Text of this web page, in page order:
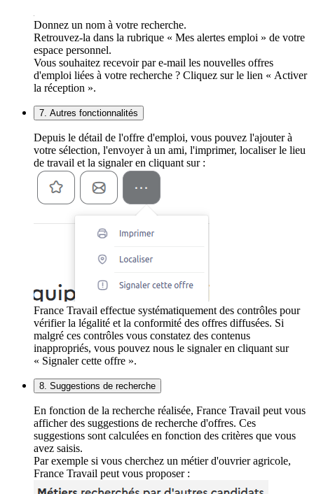
Donnez un nom à votre recherche.
Retrouvez-la dans la rubrique « Mes alertes emploi » de votre
espace personnel.
Vous souhaitez recevoir par e-mail les nouvelles offres
d'emploi liées à votre recherche ? Cliquez sur le lien « Activer
la réception ».
7. Autres fonctionnalités
Depuis le détail de l'offre d'emploi, vous pouvez l'ajouter à
votre sélection, l'envoyer à un ami, l'imprimer, localiser le lieu
de travail et la signaler en cliquant sur :
France Travail effectue systématiquement des contrôles pour
vérifier la légalité et la conformité des offres diffusées. Si
malgré ces contrôles vous constatez des contenus
inappropriés, vous pouvez nous le signaler en cliquant sur
« Signaler cette offre ».
8. Suggestions de recherche
En fonction de la recherche réalisée, France Travail peut vous
afficher des suggestions de recherche d'offres. Ces
suggestions sont calculées en fonction des critères que vous
avez saisis.
Par exemple si vous cherchez un métier d'ouvrier agricole,
France Travail peut vous proposer :